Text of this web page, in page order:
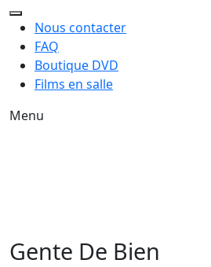
Nous contacter
FAQ
Boutique DVD
Films en salle
Menu
Gente De Bien